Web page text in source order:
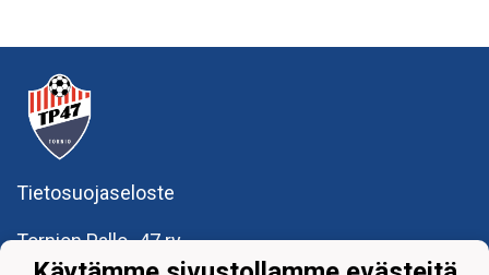
Tietosuojaseloste
Tornion Pallo -47 ry
Teollisuuskatu 8-10